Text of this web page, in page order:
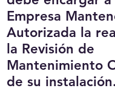
Empresa
Autorizada la
la Revisión de
Mantenimiento
de su instalación.